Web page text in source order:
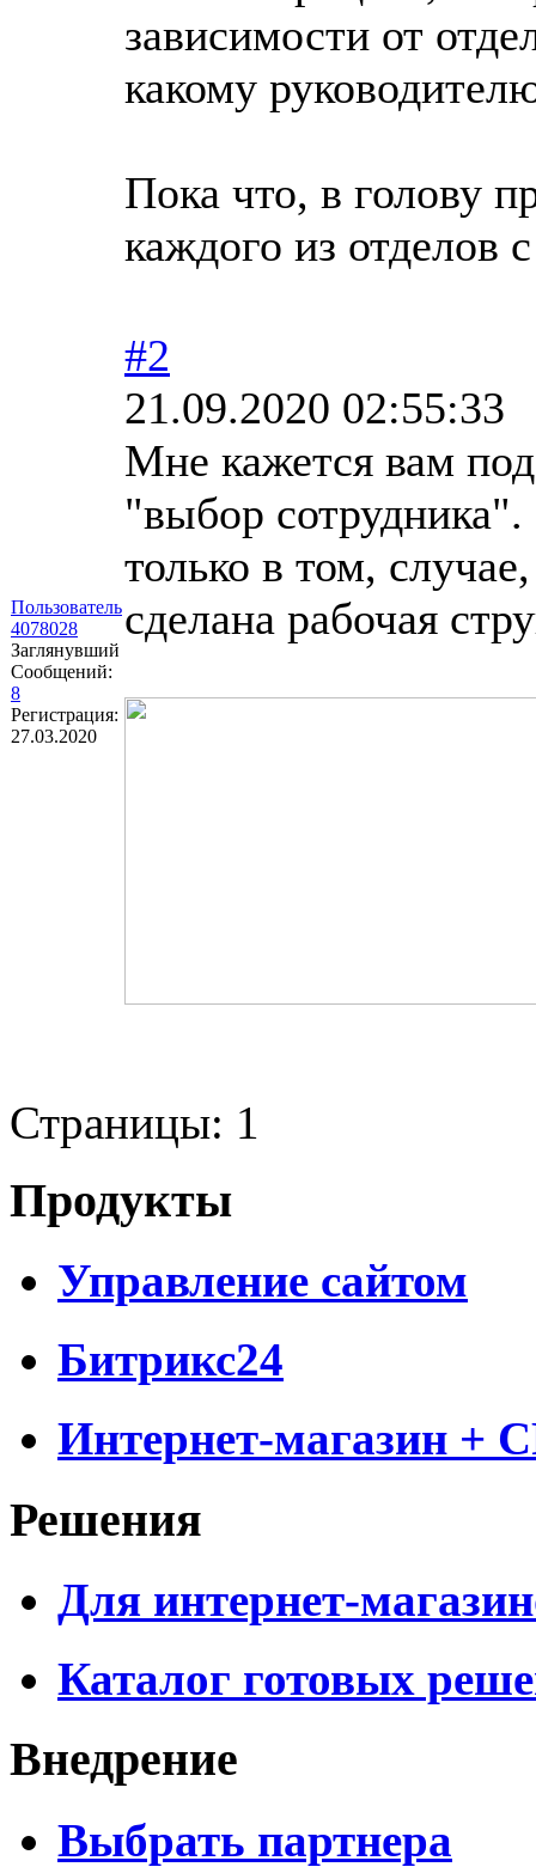
зависимости от
какому
Пока что, в голову
каждого из отделов
Пользователь
4078028
Заглянувший
Сообщений:
8
Регистрация:
27.03.2020
#2
21.09.2020 02:55:33
Мне кажется вам
"выбор
только в том,
сделана рабочая
Страницы: 1
Продукты
Управление сайтом
Битрикс24
Интернет-магазин +
Решения
Для интернет-
Каталог готовых
Внедрение
Выбрать партнера